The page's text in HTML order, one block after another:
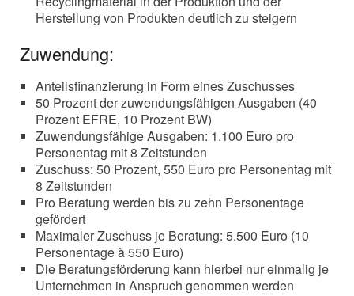
Herstellung von Produkten deutlich zu steigern
Zuwendung:
Anteilsfinanzierung in Form eines Zuschusses
50 Prozent der zuwendungsfähigen Ausgaben (40
Prozent EFRE, 10 Prozent BW)
Zuwendungsfähige Ausgaben: 1.100 Euro pro
Personentag mit 8 Zeitstunden
Zuschuss: 50 Prozent, 550 Euro pro Personentag mit
8 Zeitstunden
Pro Beratung werden bis zu zehn Personentage
gefördert
Maximaler Zuschuss je Beratung: 5.500 Euro (10
Personentage à 550 Euro)
Die Beratungsförderung kann hierbei nur einmalig je
Unternehmen in Anspruch genommen werden